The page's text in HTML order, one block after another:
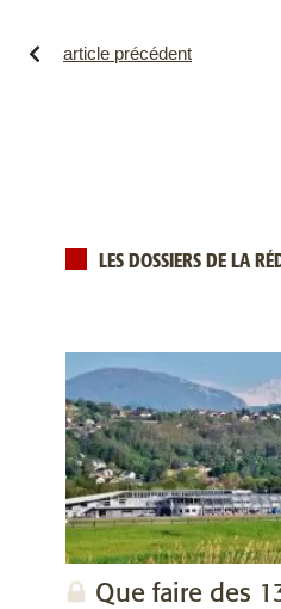
article précédent
LES DOSSIERS DE LA
Que faire des